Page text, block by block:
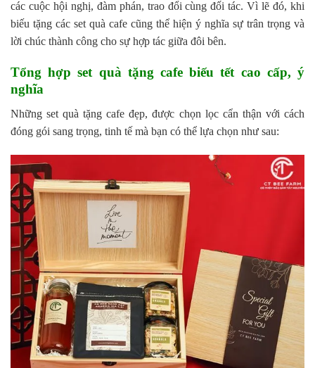
các cuộc hội nghị, đàm phán, trao đổi cùng đối tác. Vì lẽ đó, khi
biếu tặng các set quà cafe cũng thể hiện ý nghĩa sự trân trọng và
lời chúc thành công cho sự hợp tác giữa đôi bên.
Tổng hợp set quà tặng cafe biếu tết cao cấp, ý
nghĩa
Những set quà tặng cafe đẹp, được chọn lọc cẩn thận với cách
đóng gói sang trọng, tinh tế mà bạn có thể lựa chọn như sau: